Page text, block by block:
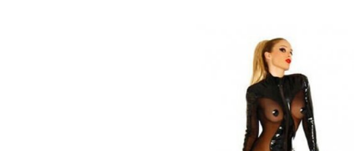
Секс-машины
Страпоны
Фаллопротезы
Фаллоимитаторы